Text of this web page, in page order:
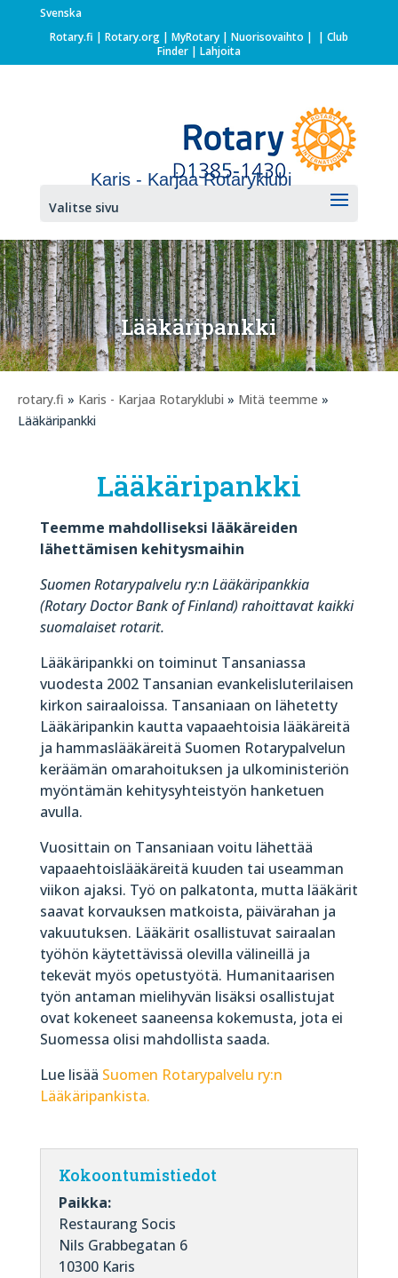
Svenska
Rotary.fi | Rotary.org| MyRotary | Nuorisovaihto | | Club
Finder| Lahjoita
Karis - Karjaa Rotaryklubi
Valitse sivu
Lääkäripankki
rotary.fi » Karis - Karjaa Rotaryklubi » Mitä teemme »
Lääkäripankki
Lääkäripankki
Teemme mahdolliseksi lääkäreiden
lähettämisen kehitysmaihin
Suomen Rotarypalvelu ry:n Lääkäripankkia
(Rotary Doctor Bank of Finland) rahoittavat kaikki
suomalaiset rotarit.
Lääkäripankki on toiminut Tansaniassa
vuodesta 2002 Tansanian evankelisluterilaisen
kirkon sairaaloissa. Tansaniaan on lähetetty
Lääkäripankin kautta vapaaehtoisia lääkäreitä
ja hammaslääkäreitä Suomen Rotarypalvelun
keräämän omarahoituksen ja ulkoministeriön
myöntämän kehitysyhteistyön hanketuen
avulla.
Vuosittain on Tansaniaan voitu lähettää
vapaaehtoislääkäreitä kuuden tai useamman
viikon ajaksi. Työ on palkatonta, mutta lääkärit
saavat korvauksen matkoista, päivärahan ja
vakuutuksen. Lääkärit osallistuvat sairaalan
työhön käytettävissä olevilla välineillä ja
tekevät myös opetustyötä. Humanitaarisen
työn antaman mielihyvän lisäksi osallistujat
ovat kokeneet saaneensa kokemusta, jota ei
Suomessa olisi mahdollista saada.
Lue lisää Suomen Rotarypalvelu ry:n
Lääkäripankista.
Kokoontumistiedot
Paikka:
Restaurang Socis
Nils Grabbegatan 6
10300 Karis